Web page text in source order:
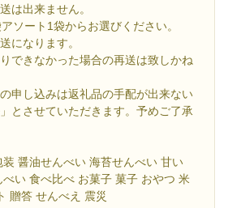
は出来ません。
ソート1袋からお選びください。
になります。
できなかった場合の再送は致しかね
申し込みは返礼品の手配が出来ない
とさせていただきます。予めご了承
醤油せんべい 海苔せんべい 甘い
い 食べ比べ お菓子 菓子 おやつ 米
贈答 せんべえ 震災